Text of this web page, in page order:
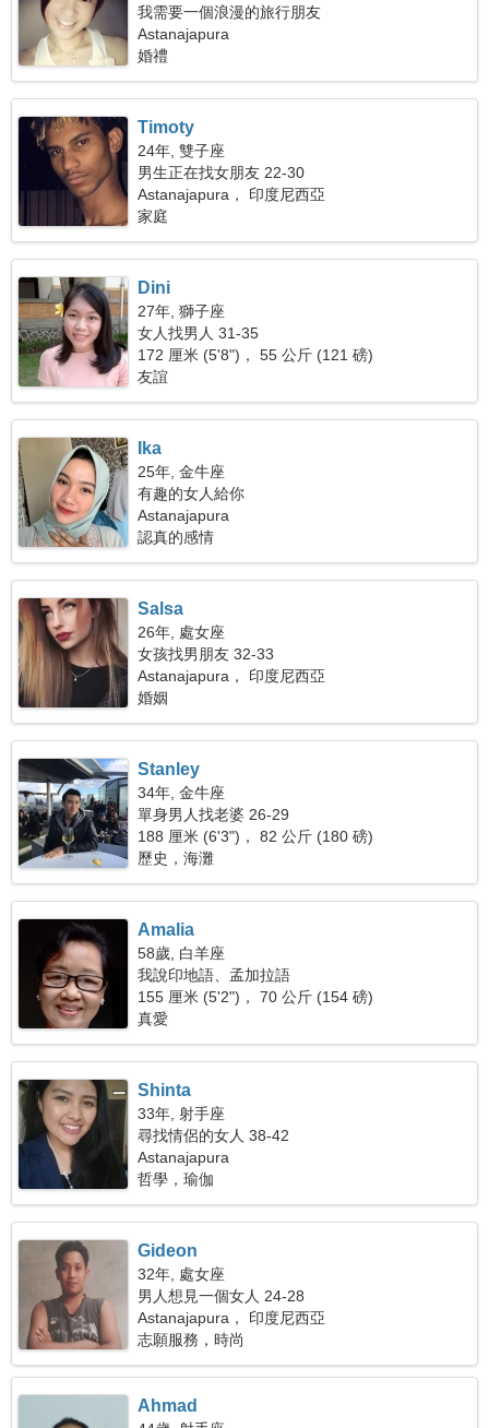
我需要一個浪漫的旅行朋友
Astanajapura
婚禮
Timoty
24年, 雙子座
男生正在找女朋友 22-30
Astanajapura， 印度尼西亞
家庭
Dini
27年, 獅子座
女人找男人 31-35
172 厘米 (5'8")， 55 公斤 (121 磅)
友誼
Ika
25年, 金牛座
有趣的女人給你
Astanajapura
認真的感情
Salsa
26年, 處女座
女孩找男朋友 32-33
Astanajapura， 印度尼西亞
婚姻
Stanley
34年, 金牛座
單身男人找老婆 26-29
188 厘米 (6'3")， 82 公斤 (180 磅)
歷史，海灘
Amalia
58歲, 白羊座
我說印地語、孟加拉語
155 厘米 (5'2")， 70 公斤 (154 磅)
真愛
Shinta
33年, 射手座
尋找情侶的女人 38-42
Astanajapura
哲學，瑜伽
Gideon
32年, 處女座
男人想見一個女人 24-28
Astanajapura， 印度尼西亞
志願服務，時尚
Ahmad